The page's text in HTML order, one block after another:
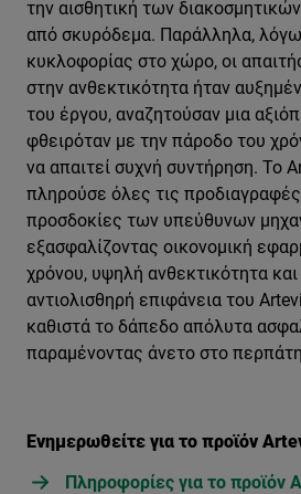
την αισθητική των
από σκυρόδεμα. Παράλληλα,
κυκλοφορίας στο χώρο, οι
στην ανθεκτικότητα ήταν
του έργου, αναζητούσαν μια
φθειρόταν με την πάροδο του
να απαιτεί συχνή συντήρηση. Το
πληρούσε όλες τις προδιαγραφές
προσδοκίες των υπεύθυνων
εξασφαλίζοντας οικονομική
χρόνου, υψηλή ανθεκτικότητα και
αντιολισθηρή επιφάνεια του
καθιστά το δάπεδο απόλυτα
παραμένοντας άνετο στο
Ενημερωθείτε για το προϊόν
Πληροφορίες για το προϊόν